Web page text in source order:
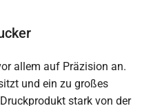
allem auf Präzision an.
und ein zu großes
stark von der